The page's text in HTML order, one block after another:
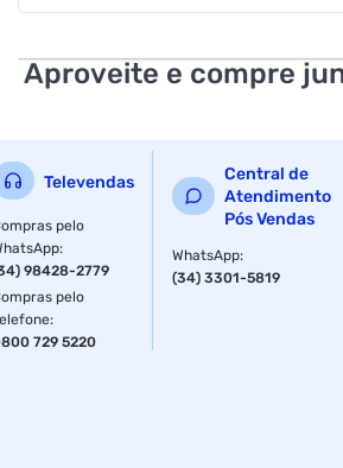
conjunto contém 50 unidades,
para uma ampla gama de projetos,
Aproveite e compre
Televendas
pelo
:
98428-2779
pelo
:
729 5220
Central de
Atendimento
Pós Vendas
WhatsApp:
(34) 3301-5819